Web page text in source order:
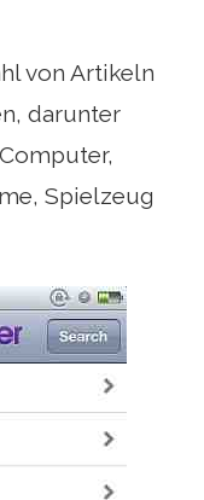
von Artikeln
darunter
Spielzeug